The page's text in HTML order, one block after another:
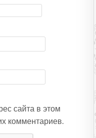
сайта в этом
комментариев.